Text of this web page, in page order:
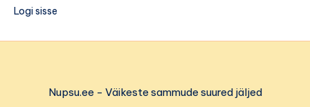
Logi sisse
Nupsu.ee - Väikeste sammude suured jäljed